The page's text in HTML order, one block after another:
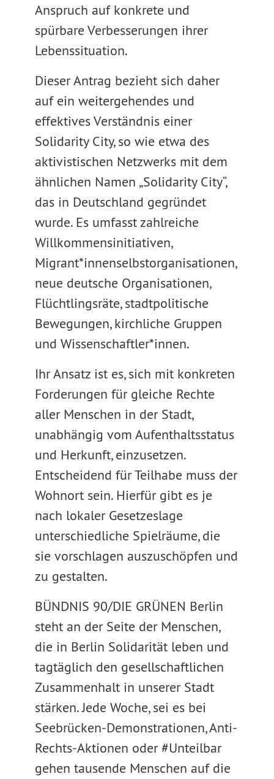
Anspruch auf konkrete und
spürbare Verbesserungen ihrer
Lebenssituation.
Dieser Antrag bezieht sich daher
auf ein weitergehendes und
effektives Verständnis einer
Solidarity City, so wie etwa des
aktivistischen Netzwerks mit dem
ähnlichen Namen „Solidarity City“,
das in Deutschland gegründet
wurde. Es umfasst zahlreiche
Willkommensinitiativen,
Migrant*innenselbstorganisationen,
neue deutsche Organisationen,
Flüchtlingsräte, stadtpolitische
Bewegungen, kirchliche Gruppen
und Wissenschaftler*innen.
Ihr Ansatz ist es, sich mit konkreten
Forderungen für gleiche Rechte
aller Menschen in der Stadt,
unabhängig vom Aufenthaltsstatus
und Herkunft, einzusetzen.
Entscheidend für Teilhabe muss der
Wohnort sein. Hierfür gibt es je
nach lokaler Gesetzeslage
unterschiedliche Spielräume, die
sie vorschlagen auszuschöpfen und
zu gestalten.
BÜNDNIS 90/DIE GRÜNEN Berlin
steht an der Seite der Menschen,
die in Berlin Solidarität leben und
tagtäglich den gesellschaftlichen
Zusammenhalt in unserer Stadt
stärken. Jede Woche, sei es bei
Seebrücken-Demonstrationen, Anti-
Rechts-Aktionen oder #Unteilbar
gehen tausende Menschen auf die